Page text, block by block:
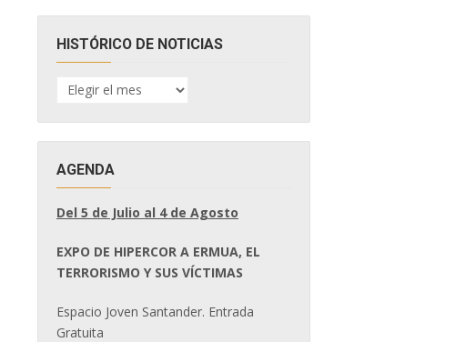
HISTÓRICO DE NOTICIAS
HISTÓRICO
DE
AGENDA
Del 5 de Julio al 4 de Agosto
EXPO DE HIPERCOR A ERMUA, EL
TERRORISMO Y SUS VÍCTIMAS
Espacio Joven Santander. Entrada
Gratuita